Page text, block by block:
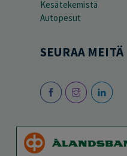
Kesätekemistä
Autopesut
SEURAA MEITÄ